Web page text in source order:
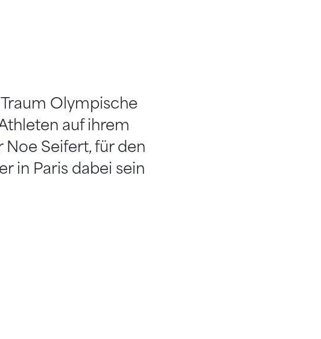
Olympische
auf ihrem
Seifert, für den
in Paris dabei sein